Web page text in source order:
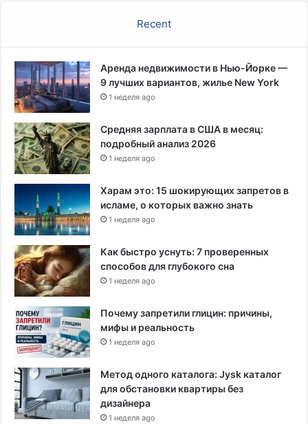
н
н
ы
м
и
Recent
Аренда недвижимости в Нью-Йорке —
9 лучших вариантов, жилье New York
1 неделя ago
Средняя зарплата в США в месяц:
подробный анализ 2026
1 неделя ago
Харам это: 15 шокирующих запретов в
исламе, о которых важно знать
1 неделя ago
Как быстро уснуть: 7 проверенных
способов для глубокого сна
1 неделя ago
Почему запретили глицин: причины,
мифы и реальность
1 неделя ago
Метод одного каталога: Jysk каталог
для обстановки квартиры без
дизайнера
1 неделя ago